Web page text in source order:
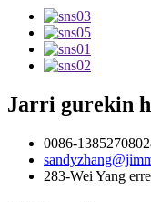
Jarri gurekin
0086-
283-Wei Yang